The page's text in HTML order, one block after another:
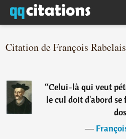
Citation de François Rabelais
“Celui-là qui veut
le cul doit d'abord
―